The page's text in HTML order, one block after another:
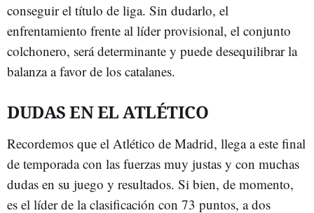
conseguir el título de liga. Sin dudarlo, el
enfrentamiento frente al líder provisional, el conjunto
colchonero, será determinante y puede desequilibrar la
balanza a favor de los catalanes.
DUDAS EN EL ATLÉTICO
Recordemos que el Atlético de Madrid, llega a este final
de temporada con las fuerzas muy justas y con muchas
dudas en su juego y resultados. Si bien, de momento,
es el líder de la clasificación con 73 puntos, a dos